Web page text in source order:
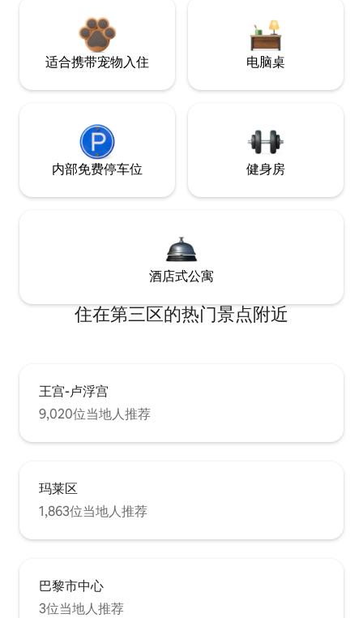
适合携带宠物入住 电脑桌
内部免费停车位 健身房
酒店式公寓
住在第三区的热门景点附近
王宫-卢浮宫
9,020位当地人推荐
玛莱区
1,863位当地人推荐
巴黎市中心
3位当地人推荐